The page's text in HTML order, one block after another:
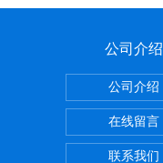
公司介绍
公司介绍
在线留言
联系我们